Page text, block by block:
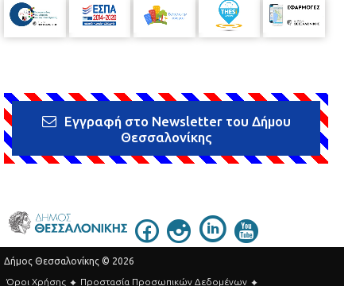
Εγγραφή στο Newsletter του Δήμου
Θεσσαλονίκης
Δήμος Θεσσαλονίκης © 2026
Όροι Χρήσης
Προστασία Προσωπικών Δεδομένων